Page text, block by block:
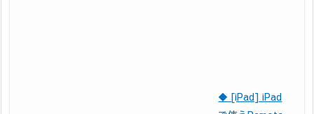
◆ [iPad] iPad